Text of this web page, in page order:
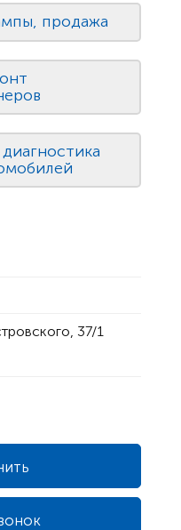
продажа
37/1